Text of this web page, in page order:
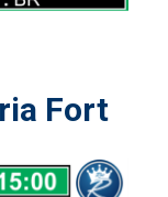
Fort